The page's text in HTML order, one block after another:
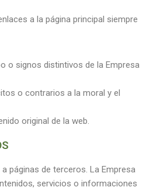
a la página principal siempre
o signos distintivos de la Empresa
o contrarios a la moral y el
original de la web.
páginas de terceros. La Empresa
servicios o informaciones